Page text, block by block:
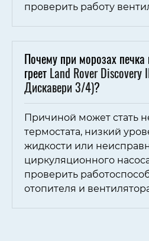
проверить работу
Почему при морозах
греет Land Rover Discovery
Дискавери 3/4)?
Причиной может стать
термостата, низкий
жидкости или
циркуляционного
проверить
отопителя и